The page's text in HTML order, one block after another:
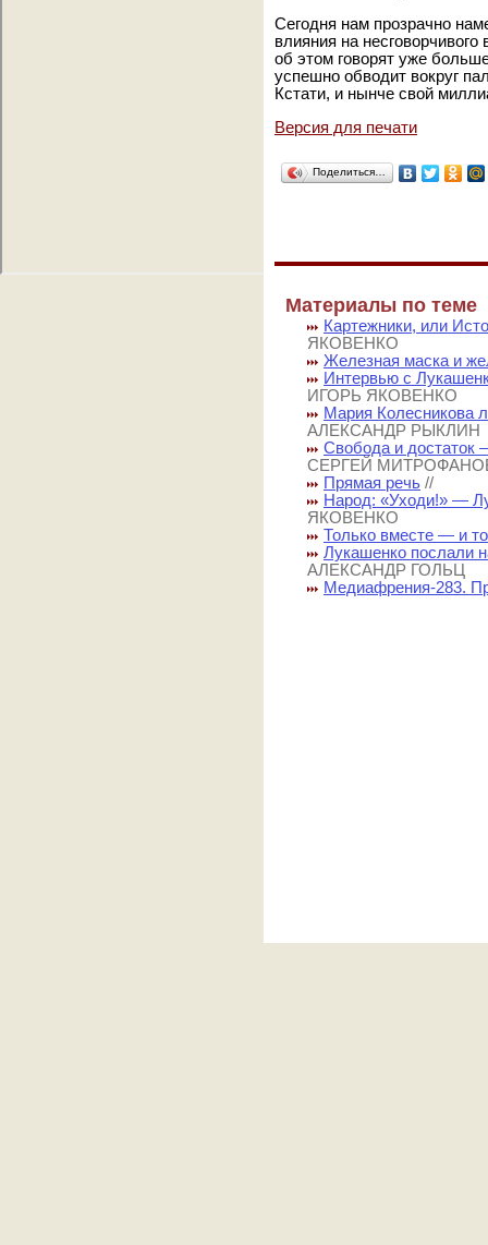
Сегодня нам прозрачно
влияния на
об этом говорят уже
успешно обводит вокруг
Кстати, и нынче свой
Версия для печати
Поделиться…
Материалы по теме
Картежники, или
ЯКОВЕНКО
Железная маска и
Интервью с
ИГОРЬ ЯКОВЕНКО
Мария Колесникова
АЛЕКСАНДР РЫКЛИН
Свобода и достаток
СЕРГЕЙ
Прямая речь //
Народ: «Уходи!» —
ЯКОВЕНКО
Только вместе — и
Лукашенко послали
АЛЕКСАНДР ГОЛЬЦ
Медиафрения-283.